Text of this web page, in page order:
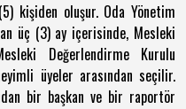
kişiden oluşur. Oda Yönetim
üç (3) ay içerisinde, Mesleki
Değerlendirme Kurulu
üyeler arasından seçilir.
bir başkan ve bir raportör